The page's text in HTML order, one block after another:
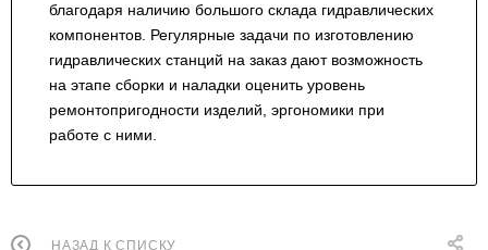
благодаря наличию большого склада гидравлических
компонентов. Регулярные задачи по изготовлению
гидравлических станций на заказ дают возможность
на этапе сборки и наладки оценить уровень
ремонтопригодности изделий, эргономики при
работе с ними.
НАЗАД К СПИСКУ